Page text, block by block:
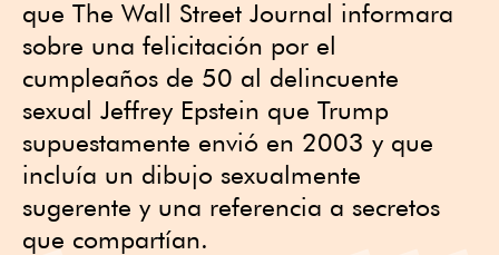
que The Wall Street Journal informara
sobre una felicitación por el
cumpleaños de 50 al delincuente
sexual Jeffrey Epstein que Trump
supuestamente envió en 2003 y que
incluía un dibujo sexualmente
sugerente y una referencia a secretos
que compartían.